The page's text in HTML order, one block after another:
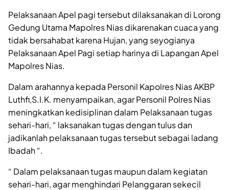
Pelaksanaan Apel pagi tersebut dilaksanakan di Lorong
Gedung Utama Mapolres Nias dikarenakan cuaca yang
tidak bersahabat karena Hujan, yang seyogianya
Pelaksanaan Apel Pagi setiap harinya di Lapangan Apel
Mapolres Nias.
Dalam arahannya kepada Personil Kapolres Nias AKBP
Luthfi,S.I.K. menyampaikan, agar Personil Polres Nias
meningkatkan kedisiplinan dalam Pelaksanaan tugas
sehari-hari, “ laksanakan tugas dengan tulus dan
jadikanlah pelaksanaan tugas tersebut sebagai ladang
Ibadah “.
“ Dalam pelaksanaan tugas maupun dalam kegiatan
sehari-hari, agar menghindari Pelanggaran sekecil